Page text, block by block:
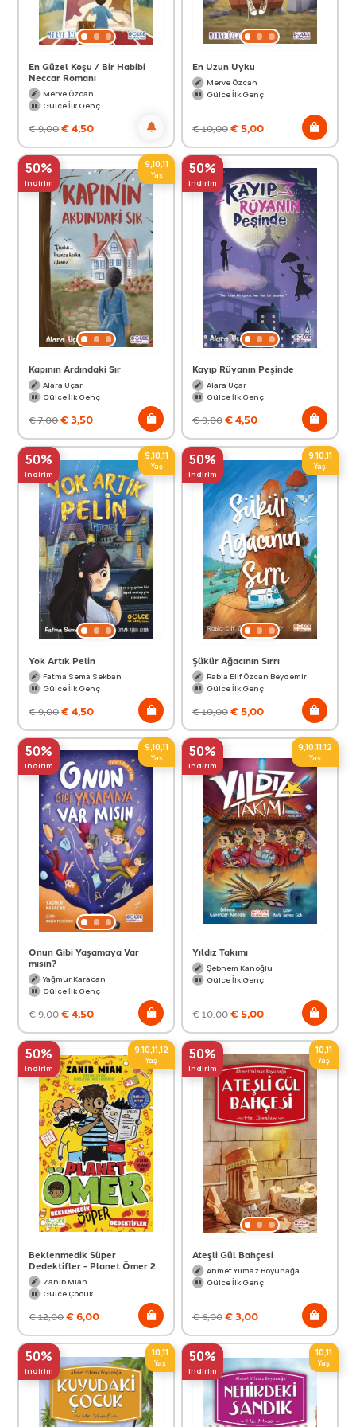
En Güzel Koşu / Bir Habibi
Neccar Romanı
Merve Özcan
Gülce İlk Genç
€9,00€4,50
En Uzun Uyku
Merve Özcan
Gülce İlk Genç
€10,00€ 5,00
50%
indirim
9,10,11
Yaş
Kapının Ardındaki Sır
Alara Uçar
Gülce İlk Genç
€7,00€ 3,50
50%
indirim
Kayıp Rüyanın Peşinde
Alara Uçar
Gülce İlk Genç
€9,00€4,50
50%
indirim
9,10,11
Yaş
Yok Artık Pelin
Fatma Sema Sekban
Gülce İlk Genç
€9,00€4,50
50%
indirim
9,10,11
Yaş
Şükür Ağacının Sırrı
Rabia Elif Özcan Beydemir
Gülce İlk Genç
€10,00€ 5,00
50%
indirim
9,10,11
Yaş
Onun Gibi Yaşamaya Var
mısın?
Yağmur Karacan
Gülce İlk Genç
€9,00€4,50
50%
indirim
9,10,11,12
Yaş
Yıldız Takımı
Şebnem Kanoğlu
Gülce İlk Genç
€10,00€ 5,00
50%
indirim
9,10,11,12
Yaş
Beklenmedik Süper
Dedektifler - Planet Ömer 2
Zanib Mian
Gülce Çocuk
€12,00€6,00
50%
indirim
10,11
Yaş
Ateşli Gül Bahçesi
Ahmet Yılmaz Boyunağa
Gülce İlk Genç
€6,00€ 3,00
50%
indirim
10,11
Yaş 50%
indirim
10,11
Yaş